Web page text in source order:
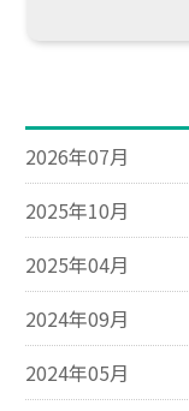
2026年07月
2025年10月
2025年04月
2024年09月
2024年05月